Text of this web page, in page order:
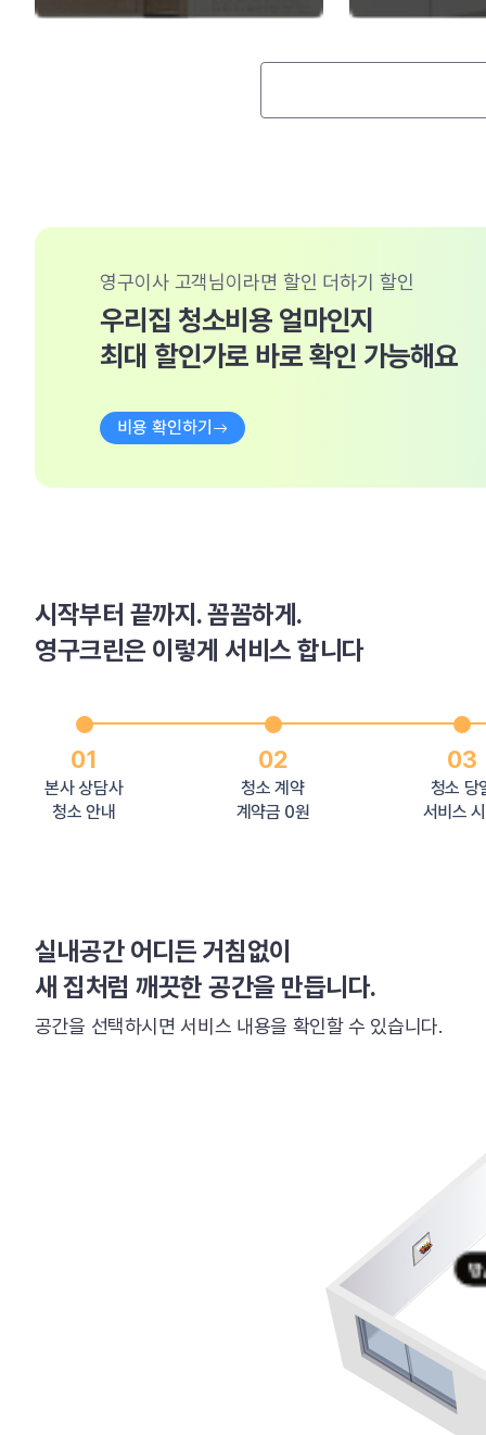
영구이사 고객님이라면 할인 더하기 할인
우리집 청소비용 얼마인지
최대 할인가로 바로 확인 가능해요
비용 확인하기
시작부터 끝까지. 꼼꼼하게.
영구크린은 이렇게 서비스 합니다
01
본사 상담사
청소 안내
02
청소 계약
계약금 0원
03
청소 당
서비스
실내공간 어디든 거침없이
새 집처럼 깨끗한 공간을 만듭니다.
공간을 선택하시면 서비스 내용을 확인할 수 있습니다.